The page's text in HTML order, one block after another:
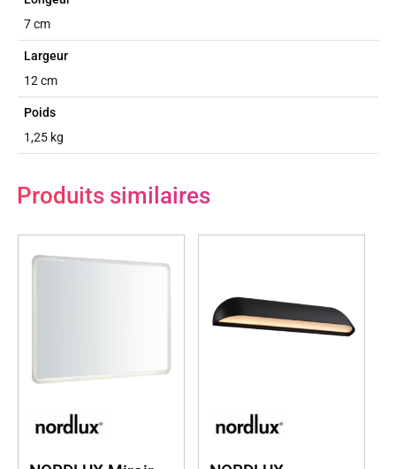
7 cm
Largeur
12 cm
Poids
1,25 kg
Produits similaires